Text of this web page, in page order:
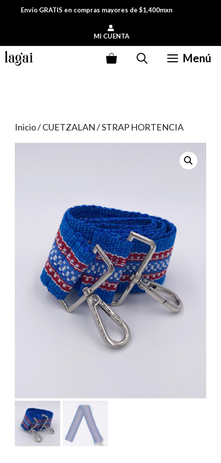
SaltarEnvío GRATIS en compras mayores de $1,400mxn
MI CUENTA
Menú
Inicio/CUETZALAN/ STRAP HORTENCIA